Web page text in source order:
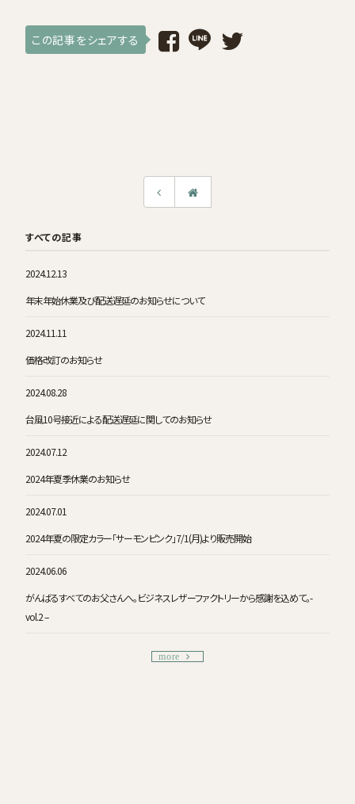
この記事をシェアする
すべての記事
2024.12.13
年末年始休業及び配送遅延のお知らせについて
2024.11.11
価格改訂のお知らせ
2024.08.28
台風10号接近による配送遅延に関してのお知らせ
2024.07.12
2024年夏季休業のお知らせ
2024.07.01
2024年夏の限定カラー「サーモンピンク」7/1(月)より販売開始
2024.06.06
がんばるすべてのお父さんへ。ビジネスレザーファクトリーから感謝を込めて。-
vol.2 –
more